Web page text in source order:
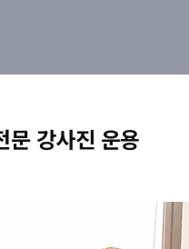
문 강사진 운용